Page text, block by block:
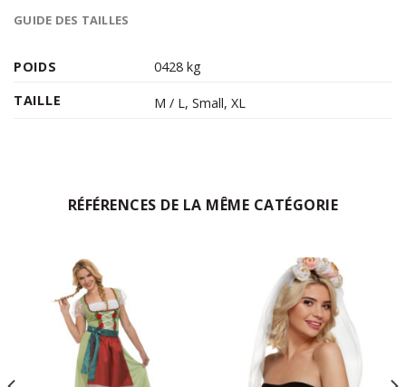
GUIDE DES TAILLES
POIDS
0428 kg
TAILLE
M / L,Small,XL
RÉFÉRENCES DE LA MÊME CATÉGORIE